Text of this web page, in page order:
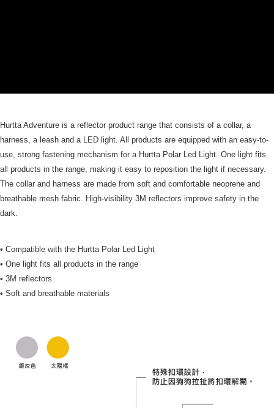
Hurtta Adventure is a reflector product range that consists of a collar, a
harness, a leash and a LED light. All products are equipped with an easy-to-
use, strong fastening mechanism for a Hurtta Polar Led Light. One light fits
all products in the range, making it easy to reposition the light if necessary.
The collar and harness are made from soft and comfortable neoprene and
breathable mesh fabric. High-visibility 3M reflectors improve safety in the
dark.
• Compatible with the Hurtta Polar Led Light
• One light fits all products in the range
• 3M reflectors
• Soft and breathable materials